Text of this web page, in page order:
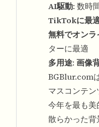
AI駆動: 数時
TikTokに最
無料でオンラ
ターに最適
多用途: 画像
BGBlur.com
マスコンテン
今年を最も美
散らかった